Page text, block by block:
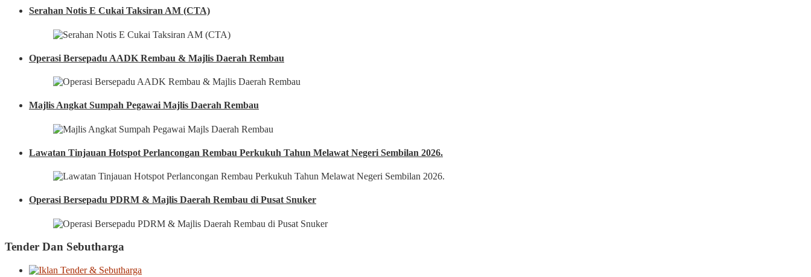
Serahan Notis E Cukai Taksiran AM (CTA)
Operasi Bersepadu AADK Rembau & Majlis Daerah Rembau
Majlis Angkat Sumpah Pegawai Majlis Daerah Rembau
Lawatan Tinjauan Hotspot Perlancongan Rembau Perkukuh Tahun Melawat Negeri Sembilan 2026.
Operasi Bersepadu PDRM & Majlis Daerah Rembau di Pusat Snuker
Tender Dan Sebutharga